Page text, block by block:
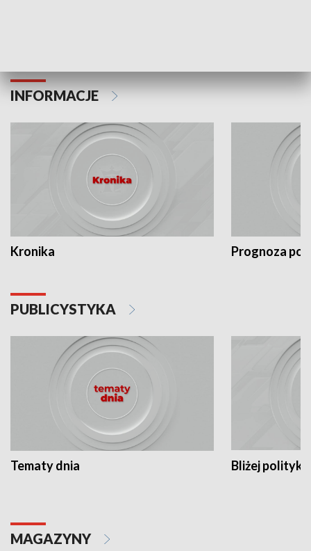
INFORMACJE
Kronika Prognoza
PUBLICYSTYKA
Tematy dnia Bliżej polityki
MAGAZYNY